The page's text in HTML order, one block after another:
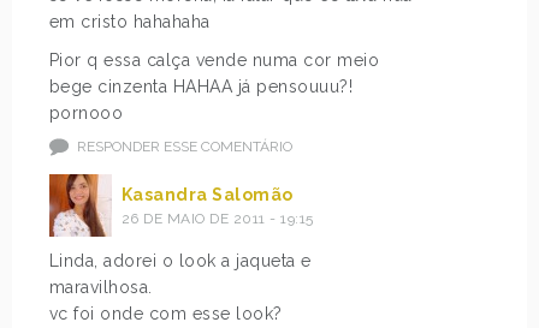
em cristo hahahaha
Pior q essa calça vende numa cor meio
bege cinzenta HAHAA já pensouuu?!
pornooo
RESPONDER ESSE COMENTÁRIO
Kasandra Salomão
26 DE MAIO DE 2011 - 19:15
Linda, adorei o look a jaqueta e
maravilhosa.
vc foi onde com esse look?